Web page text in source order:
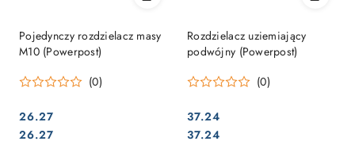
Pojedynczy rozdzielacz masy
M10 (Powerpost)
(0)
Cena:
26.27
Cena:
26.27
Rozdzielacz uziemiający
podwójny (Powerpost)
(0)
Cena:
37.24
Cena:
37.24